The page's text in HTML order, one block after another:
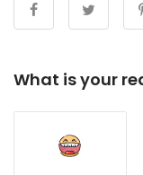
What is your